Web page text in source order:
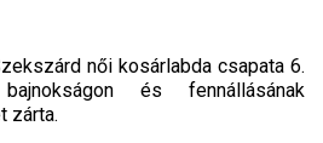
női kosárlabda csapata 6.
és fennállásának
zárta.